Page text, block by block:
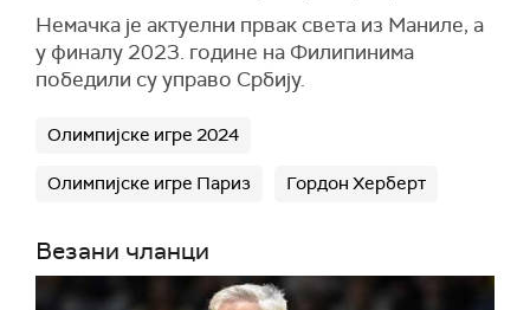
Немачка је актуелни првак света из Маниле, а
у финалу 2023. године на Филипинима
победили су управо Србију.
Олимпијске игре 2024
Олимпијске игре Париз Гордон Херберт
Везани чланци